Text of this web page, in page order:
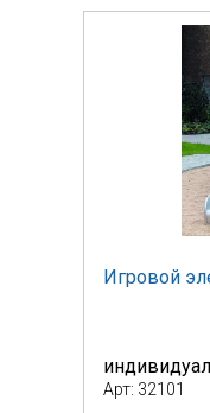
Игровой
Арт: 32101